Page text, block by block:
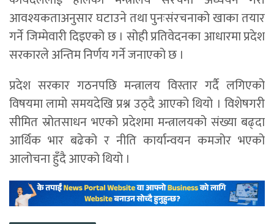
आवश्यकताअनुसार घटाउने तथा पुनःसंरचनाको खाका तयार
गर्ने जिम्मेवारी दिइएको छ । सोही प्रतिवेदनका आधारमा प्रदेश
सरकारले अन्तिम निर्णय गर्ने जनाएको छ ।
प्रदेश सरकार गठनपछि मन्त्रालय विस्तार गर्दै लगिएको
विषयमा लामो समयदेखि प्रश्न उठ्दै आएको थियो । विशेषगरी
सीमित स्रोतसाधन भएको प्रदेशमा मन्त्रालयको संख्या बढ्दा
आर्थिक भार बढेको र नीति कार्यान्वयन कमजोर भएको
आलोचना हुँदै आएको थियो ।